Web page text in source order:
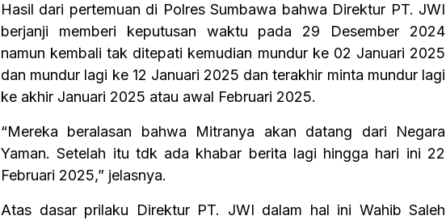
Hasil dari pertemuan di Polres Sumbawa bahwa Direktur PT. JWI
berjanji memberi keputusan waktu pada 29 Desember 2024
namun kembali tak ditepati kemudian mundur ke 02 Januari 2025
dan mundur lagi ke 12 Januari 2025 dan terakhir minta mundur lagi
ke akhir Januari 2025 atau awal Februari 2025.
“Mereka beralasan bahwa Mitranya akan datang dari Negara
Yaman. Setelah itu tdk ada khabar berita lagi hingga hari ini 22
Februari 2025,” jelasnya.
Atas dasar prilaku Direktur PT. JWI dalam hal ini Wahib Saleh